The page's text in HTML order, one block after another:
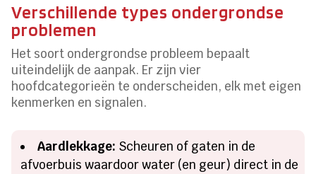
Verschillende types ondergrondse
problemen
Het soort ondergrondse probleem bepaalt
uiteindelijk de aanpak. Er zijn vier
hoofdcategorieën te onderscheiden, elk met eigen
kenmerken en signalen.
Aardlekkage: Scheuren of gaten in de
afvoerbuis waardoor water (en geur) direct in de